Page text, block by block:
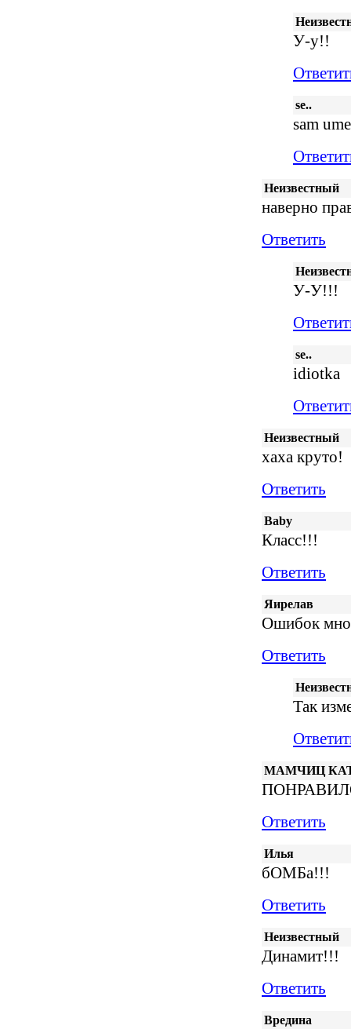
У-у!!
se..
sam
Неизвестный
наверно
Ответить
У-У!!!
se..
idiotka
Неизвестный
хаха круто!
Ответить
Baby
Класс!!!
Ответить
Яирелав
Ошибок
Ответить
Так
МАМЧИЦ
Ответить
Илья
бОМБа!!!
Ответить
Неизвестный
Динамит!!!
Ответить
Вредина